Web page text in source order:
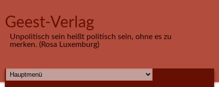
Geest-Verlag
Unpolitisch sein heißt politisch sein, ohne es zu
merken. (Rosa Luxemburg)
HAUPTMENÜ